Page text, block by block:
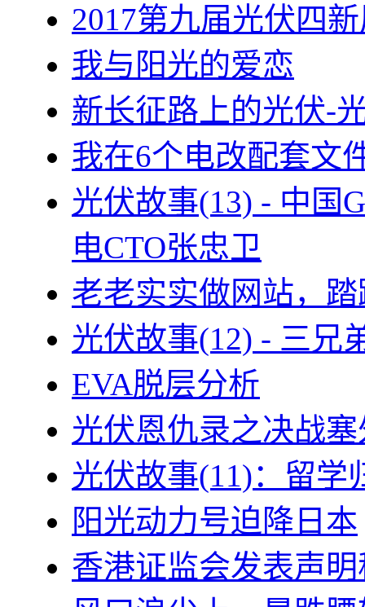
2017第九届光伏四
我与阳光的爱恋
新长征路上的光伏-
我在6个电改配套文
光伏故事(13) - 中国
电CTO张忠卫
老老实实做网站，
光伏故事(12) - 三兄
EVA脱层分析
光伏恩仇录之决战
光伏故事(11)：留学
阳光动力号迫降日本
香港证监会发表声